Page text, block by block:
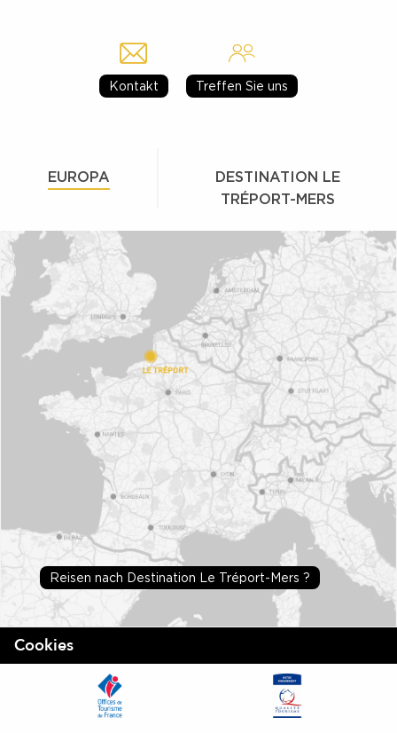
Kontakt Treffen Sie uns
EUROPA
DESTINATION LE
TRÉPORT-MERS
Reisen nach Destination Le Tréport-Mers ?
Cookies